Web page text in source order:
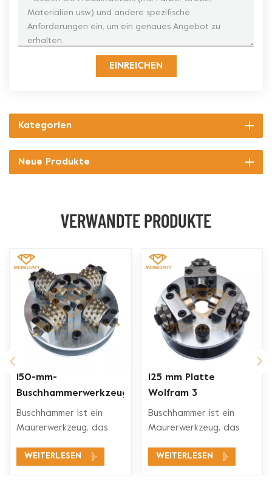
EINREICHEN
Kategorien
Neue Produkte
VERWANDTE PRODUKTE
150-mm-
Buschhammerwerkzeuge
mit 4 Rollen und 45
Spitzen für
Buschhammer ist ein
Maurerwerkzeug, das
Stein und Beton
WEITERLESEN
125 mm Platte
Wolfram 3
Sternwalzen Diamant
Bush Hammer
Buschhammer ist ein
Maurerwerkzeug, das
Stein und Beton
WEITERLESEN